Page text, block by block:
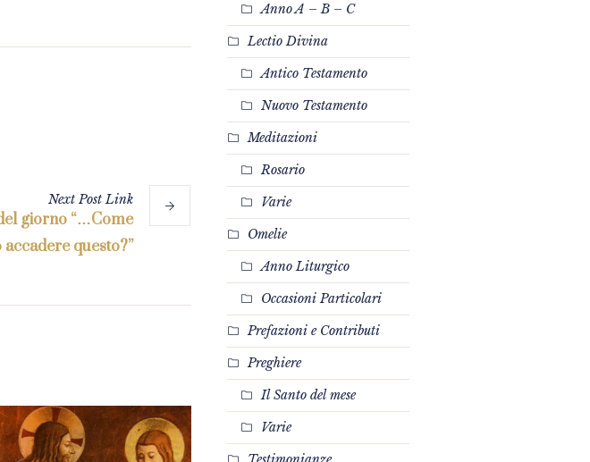
NextPostLink
giorno “…Come
accadere questo?”
Anno A – B – C
Lectio Divina
Antico Testamento
Nuovo Testamento
Meditazioni
Rosario
Varie
Omelie
Anno Liturgico
Occasioni Particolari
Prefazioni e Contributi
Preghiere
Il Santo del mese
Varie